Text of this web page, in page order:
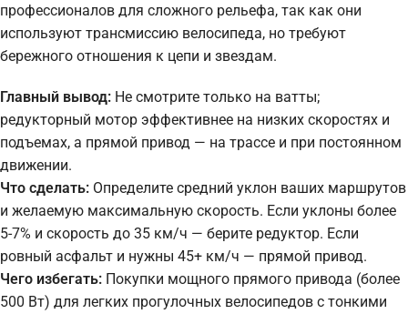
профессионалов для сложного рельефа, так как они
используют трансмиссию велосипеда, но требуют
бережного отношения к цепи и звездам.
Главный вывод: Не смотрите только на ватты;
редукторный мотор эффективнее на низких скоростях и
подъемах, а прямой привод — на трассе и при постоянном
движении.
Что сделать: Определите средний уклон ваших маршрутов
и желаемую максимальную скорость. Если уклоны более
5-7% и скорость до 35 км/ч — берите редуктор. Если
ровный асфальт и нужны 45+ км/ч — прямой привод.
Чего избегать: Покупки мощного прямого привода (более
500 Вт) для легких прогулочных велосипедов с тонкими